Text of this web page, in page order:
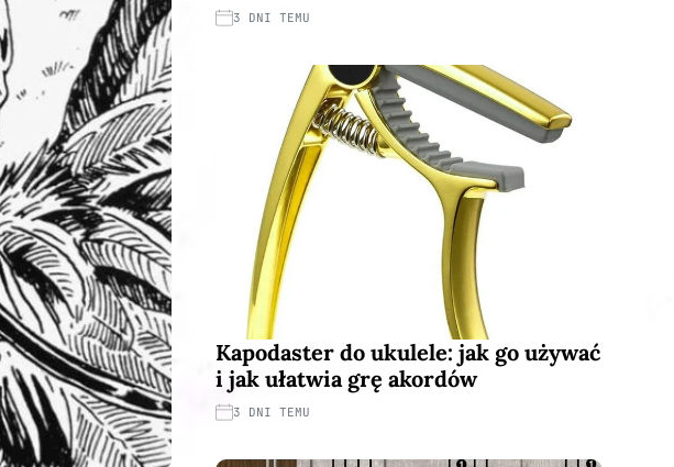
3 DNI TEMU
Kapodaster do ukulele: jak go używać
i jak ułatwia grę akordów
3 DNI TEMU